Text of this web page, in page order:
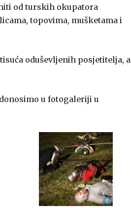
od turskih okupatora
topovima, mušketama i
oduševljenih posjetitelja, a
u fotogaleriji u